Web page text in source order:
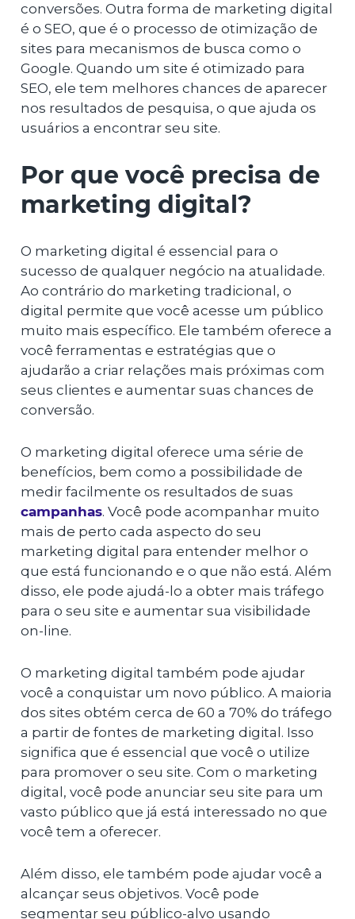
conversões. Outra forma de marketing digital
é o SEO, que é o processo de otimização de
sites para mecanismos de busca como o
Google. Quando um site é otimizado para
SEO, ele tem melhores chances de aparecer
nos resultados de pesquisa, o que ajuda os
usuários a encontrar seu site.
Por que você precisa de
marketing digital?
O marketing digital é essencial para o
sucesso de qualquer negócio na atualidade.
Ao contrário do marketing tradicional, o
digital permite que você acesse um público
muito mais específico. Ele também oferece a
você ferramentas e estratégias que o
ajudarão a criar relações mais próximas com
seus clientes e aumentar suas chances de
conversão.
O marketing digital oferece uma série de
benefícios, bem como a possibilidade de
medir facilmente os resultados de suas
campanhas. Você pode acompanhar muito
mais de perto cada aspecto do seu
marketing digital para entender melhor o
que está funcionando e o que não está. Além
disso, ele pode ajudá-lo a obter mais tráfego
para o seu site e aumentar sua visibilidade
on-line.
O marketing digital também pode ajudar
você a conquistar um novo público. A maioria
dos sites obtém cerca de 60 a 70% do tráfego
a partir de fontes de marketing digital. Isso
significa que é essencial que você o utilize
para promover o seu site. Com o marketing
digital, você pode anunciar seu site para um
vasto público que já está interessado no que
você tem a oferecer.
Além disso, ele também pode ajudar você a
alcançar seus objetivos. Você pode
segmentar seu público-alvo usando